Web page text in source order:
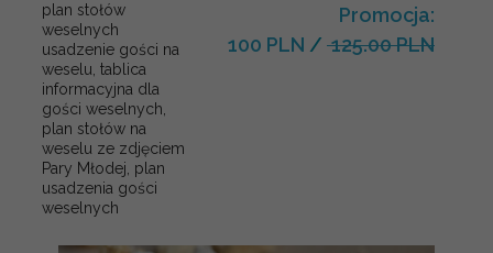
plan stołów
weselnych
usadzenie gości na
weselu, tablica
informacyjna dla
gości weselnych,
plan stołów na
weselu ze zdjęciem
Pary Młodej, plan
usadzenia gości
weselnych
Promocja:
100 PLN / 125.00 PLN